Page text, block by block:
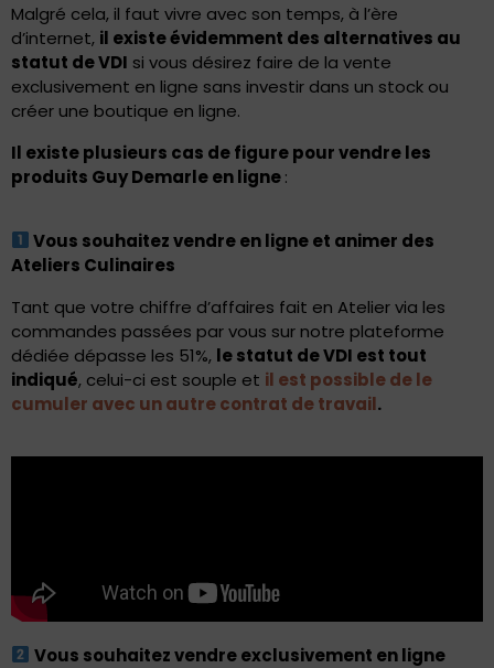
Malgré cela, il faut vivre avec son temps, à l’ère
d’internet, il existe évidemment des alternatives au
statut de VDI si vous désirez faire de la vente
exclusivement en ligne sans investir dans un stock ou
créer une boutique en ligne.
Il existe plusieurs cas de figure pour vendre les
produits Guy Demarle en ligne:
Vous souhaitez vendre en ligne et animer des
Ateliers Culinaires
Tant que votre chiffre d’affaires fait en Atelier via les
commandes passées par vous sur notre plateforme
dédiée dépasse les 51%, le statut de VDI est tout
indiqué, celui-ci est souple et il est possible de le
cumuler avec un autre contrat de travail.
Vous souhaitez vendre exclusivement en ligne